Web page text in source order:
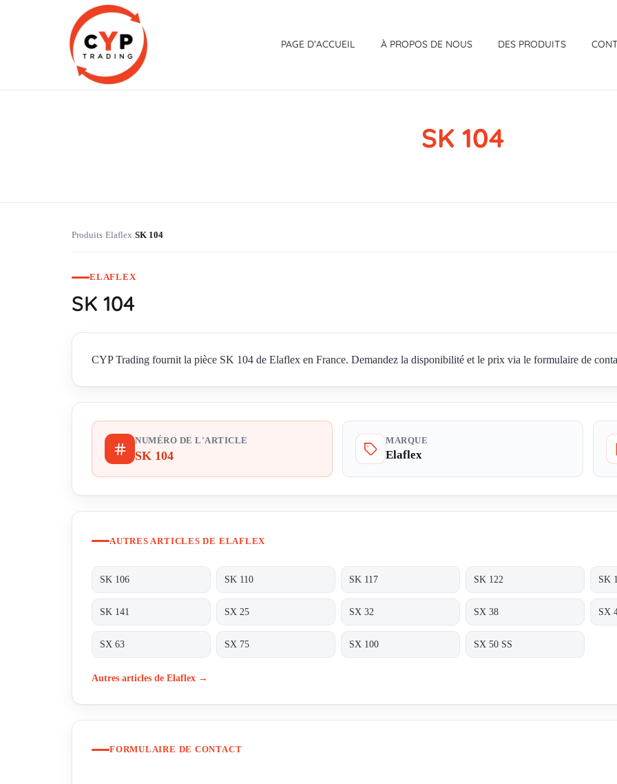
PAGE D’ACCUEIL À PROPOS DE NOUS DES PRODUITS
SK 104
Produits›Elaflex›SK 104
ELAFLEX
SK 104
CYP Trading fournit la pièce SK 104 de Elaflex en France. Demandez la disponibilité et le prix via le formulaire de
NUMÉRO DE L'ARTICLE
SK 104
MARQUE
Elaflex
AUTRES ARTICLES DE ELAFLEX
SK 106 SK 110 SK 117 SK 122 SK
SK 141 SX 25 SX 32 SX 38 SX
SX 63 SX 75 SX 100 SX 50 SS
Autres articles de Elaflex →
FORMULAIRE DE CONTACT